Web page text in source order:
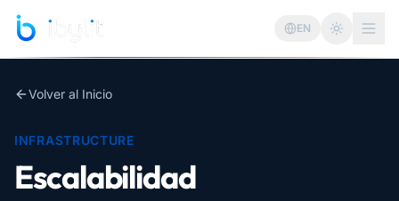
Saltar al contenido principal
EN Cambiar
Volver al Inicio
INFRASTRUCTURE
Escalabilidad